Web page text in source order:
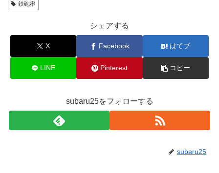
鉄砲串
シェアする
X Facebook はてブ
LINE Pinterest コピー
subaru25をフォローする
subaru25